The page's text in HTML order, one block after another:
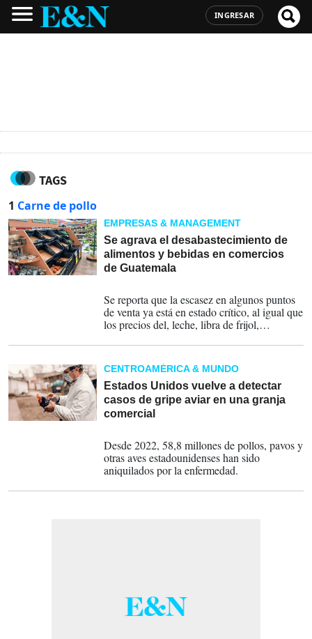
INGRESAR
TAGS
1 Carne de pollo
EMPRESAS & MANAGEMENT
Se agrava el desabastecimiento de
alimentos y bebidas en comercios
de Guatemala
Se reporta que la escasez en algunos puntos
de venta ya está en estado crítico, al igual que
los precios del, leche, libra de frijol,
CENTROAMÉRICA & MUNDO
Estados Unidos vuelve a detectar
casos de gripe aviar en una granja
comercial
Desde 2022, 58,8 millones de pollos, pavos y
otras aves estadounidenses han sido
aniquilados por la enfermedad.